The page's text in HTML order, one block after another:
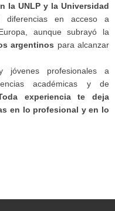
la UNLP y la Universidad
diferencias en acceso a
aunque subrayó la
argentinos para alcanzar
jóvenes profesionales a
académicas y de
experiencia te deja
en lo profesional y en lo